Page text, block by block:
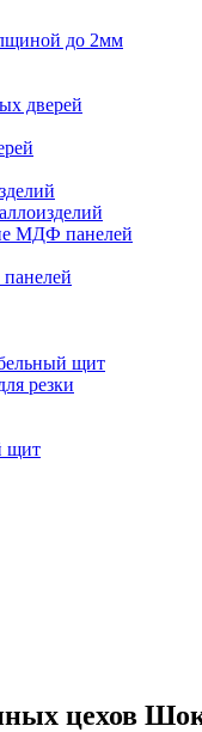
до 2мм
дверей
МДФ панелей
щит
резки
щит
цехов